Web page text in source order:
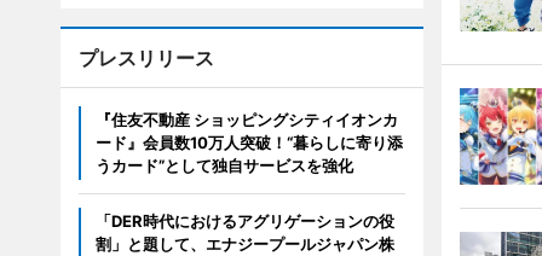
プレスリリース
『住友不動産 ショッピングシティイオンカ
ード』会員数10万人突破！“暮らしに寄り添
うカード”として独自サービスを強化
「DER時代におけるアグリゲーションの役
割」と題して、エナジープールジャパン株